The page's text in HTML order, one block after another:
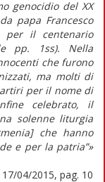
genocidio del XX
papa Francesco
per il centenario
pp. 1ss). Nella
che furono
ma molti di
per il nome di
celebrato, il
solenne liturgia
che hanno
e per la patria”»
04/2015, pag. 10